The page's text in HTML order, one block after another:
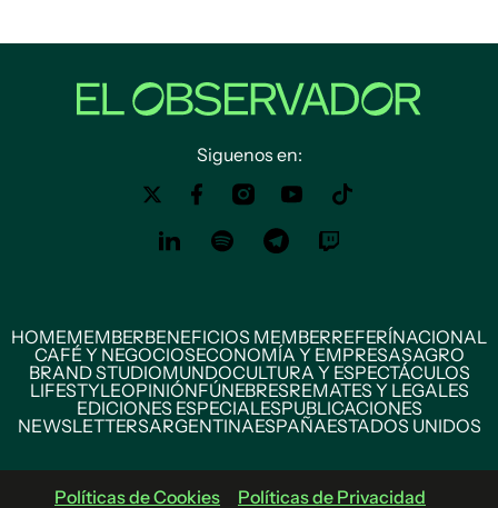
Siguenos en:
HOMEMEMBERBENEFICIOS MEMBERREFERÍNACIONAL
CAFÉ Y NEGOCIOSECONOMÍA Y EMPRESASAGRO
BRAND STUDIOMUNDOCULTURA Y ESPECTÁCULOS
LIFESTYLEOPINIÓNFÚNEBRESREMATES Y LEGALES
EDICIONES ESPECIALESPUBLICACIONES
NEWSLETTERSARGENTINAESPAÑAESTADOS UNIDOS
Políticas de Cookies Políticas de Privacidad